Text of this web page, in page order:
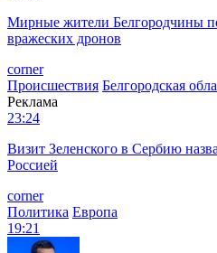
Мирные жители Белгородчины
вражеских дронов
corner
Происшествия Белгородская
Реклама
23:24
Визит Зеленского в Сербию
Россией
corner
Политика Европа
19:21